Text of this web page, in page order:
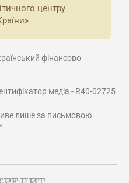
центру
фінансово-
медіа - R40-02725
лише за письмовою